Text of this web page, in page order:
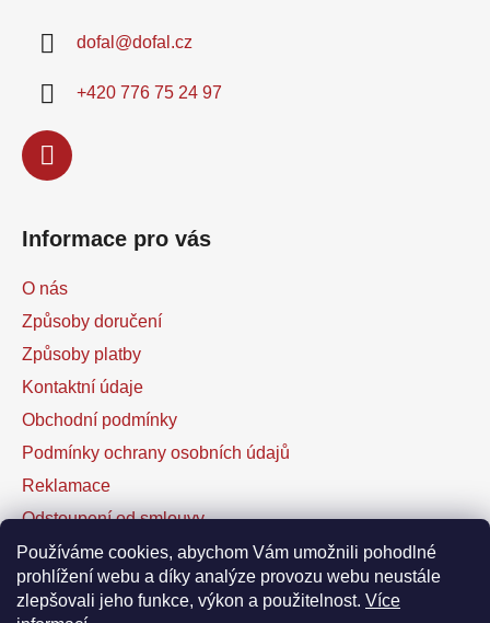
Používáme cookies, abychom Vám umožnili pohodlné
prohlížení webu a díky analýze provozu webu neustále
zlepšovali jeho funkce, výkon a použitelnost. Více
dofal @dofal.cz
+420 776 75 24 97
Informace pro vás
O nás
Způsoby doručení
Způsoby platby
Kontaktní údaje
Obchodní podmínky
Podmínky ochrany osobních údajů
Reklamace
Odstoupení od smlouvy
Kontaktní formulář